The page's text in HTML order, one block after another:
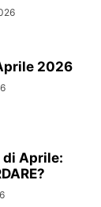
2026
di Aprile: